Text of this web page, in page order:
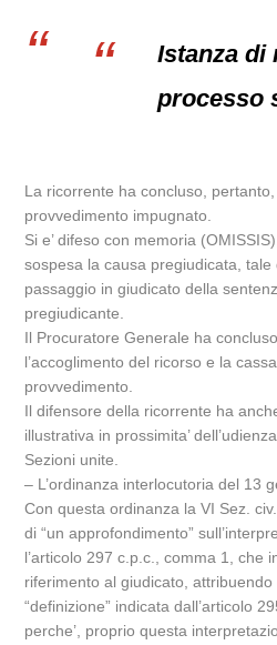
Istanza di
processo
La ricorrente ha concluso,
provvedimento impugnato.
Si e’ difeso con memoria
sospesa la causa pregiudicata,
passaggio in giudicato della
pregiudicante.
Il Procuratore Generale ha
l’accoglimento del ricorso e la
provvedimento.
Il difensore della ricorrente ha
illustrativa in prossimita’
Sezioni unite.
– L’ordinanza interlocutoria del 13
Con questa ordinanza la VI Sez.
di “un approfondimento”
l’articolo 297 c.p.c., comma 1, che
riferimento al giudicato, attribuendo
“definizione” indicata dall’articolo
perche’, proprio questa